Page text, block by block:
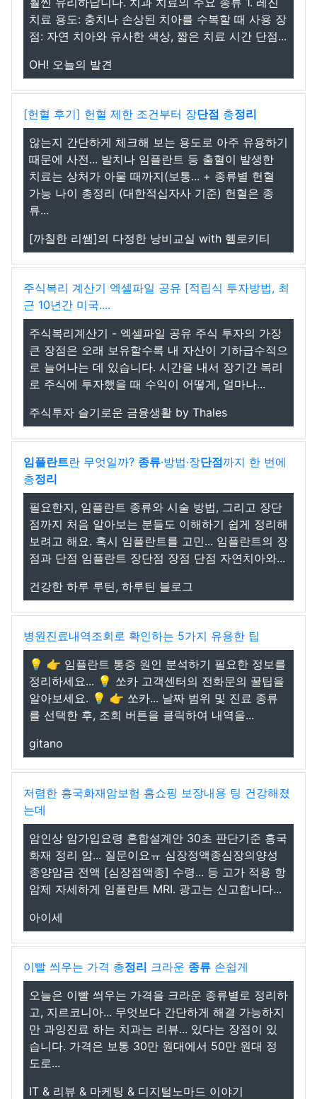
치료 용도: 충치나 손상된 치아를 수복할 때 사용 장
점: 자연 치아와 유사한 색상, 짧은 치료 시간 단점...
OH! 오늘의 발견
[헌혈 후기] 헌혈 제한 조건부터 장단점 총정리
않는지 간단하게 체크해 보는 용도로 아주 유용하기
때문에 사전... 발치나 임플란트 등 출혈이 발생한
치료는 상처가 아물 때까지(보통... + 종류별 헌혈
가능 나이 총정리 (대한적십자사 기준) 헌혈은 종
류...
[까칠한 리쌤]의 다정한 낭비교실 with 헬로키티
주식복리 계산기 엑셀파일 공유 [적립식 투자방법, 최
근 10년간 미국....
주식복리계산기 - 엑셀파일 공유 주식 투자의 가장
큰 장점은 오래 보유할수록 내 자산이 기하급수적으
로 늘어나는 데 있습니다. 시간을 내서 장기간 복리
로 주식에 투자했을 때 수익이 어떻게, 얼마나...
주식투자 슬기로운 금융생활 by Thales
임플란트란 무엇일까? 종류·방법·장단점까지 한 번에
총정리
필요한지, 임플란트 종류와 시술 방법, 그리고 장단
점까지 처음 알아보는 분들도 이해하기 쉽게 정리해
보려고 해요. 혹시 임플란트를 고민... 임플란트의 장
점과 단점 임플란트 장단점 장점 단점 자연치아와...
건강한 하루 루틴, 하루틴 블로그
병원진료내역조회로 확인하는 5가지 유용한 팁
💡 👉 임플란트 통증 원인 분석하기 필요한 정보를
정리하세요... 💡 쏘카 고객센터의 전화문의 꿀팁을
알아보세요. 💡 👉 쏘카... 날짜 범위 및 진료 종류
를 선택한 후, 조회 버튼을 클릭하여 내역을...
gitano
저렴한 흥국화재암보험 홈쇼핑 보장내용 팅 건강해졌
는데
암인상 암가입요령 혼합설계안 30초 판단기준 흥국
화재 정리 암... 질문이요ㅠ 심장정액종심장의양성
종양암금 전액 [심장점액종] 수령... 등 고가 적용 항
암제 자세하게 임플란트 MRI. 광고는 신고합니다...
아이세
이빨 씌우는 가격 총정리 크라운 종류 손쉽게
오늘은 이빨 씌우는 가격을 크라운 종류별로 정리하
고, 지르코니아... 무엇보다 간단하게 해결 가능하지
만 과잉진료 하는 치과는 리뷰... 있다는 장점이 있
습니다. 가격은 보통 30만 원대에서 50만 원대 정
도로...
IT & 리뷰 & 마케팅 & 디지털노마드 이야기